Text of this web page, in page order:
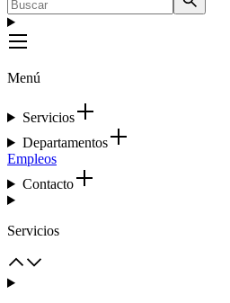
Menú
Servicios
Departamentos
Empleos
Contacto
Servicios